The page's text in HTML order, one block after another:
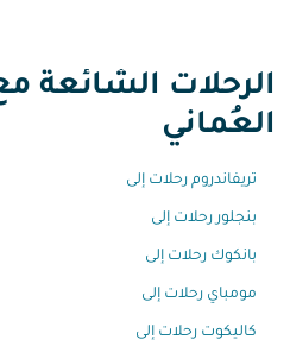
الرحلات الشائعة
العُماني
تريفاندروم رحلات إلى
بنجلور رحلات إلى
بانكوك رحلات إلى
مومباي رحلات إلى
كاليكوت رحلات إلى